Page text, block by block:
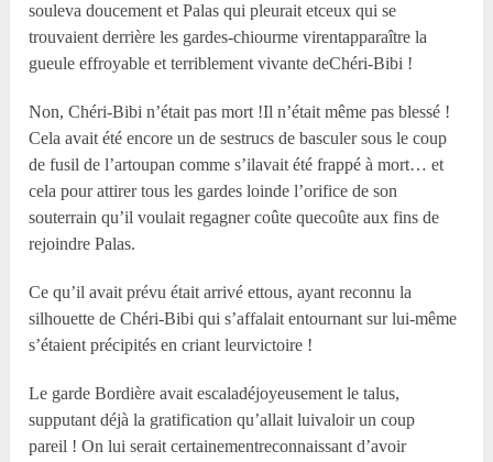
souleva doucement et Palas qui pleurait etceux qui se
trouvaient derrière les gardes-chiourme virentapparaître la
gueule effroyable et terriblement vivante deChéri-Bibi !
Non, Chéri-Bibi n’était pas mort !Il n’était même pas blessé !
Cela avait été encore un de sestrucs de basculer sous le coup
de fusil de l’artoupan comme s’ilavait été frappé à mort… et
cela pour attirer tous les gardes loinde l’orifice de son
souterrain qu’il voulait regagner coûte quecoûte aux fins de
rejoindre Palas.
Ce qu’il avait prévu était arrivé ettous, ayant reconnu la
silhouette de Chéri-Bibi qui s’affalait entournant sur lui-même
s’étaient précipités en criant leurvictoire !
Le garde Bordière avait escaladéjoyeusement le talus,
supputant déjà la gratification qu’allait luivaloir un coup
pareil ! On lui serait certainementreconnaissant d’avoir